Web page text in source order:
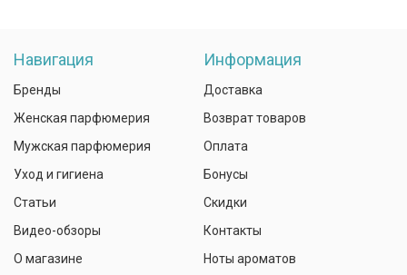
Навигация
Бренды
Женская парфюмерия
Мужская парфюмерия
Уход и гигиена
Статьи
Видео-обзоры
О магазине
Информация
Доставка
Возврат товаров
Оплата
Бонусы
Скидки
Контакты
Ноты ароматов